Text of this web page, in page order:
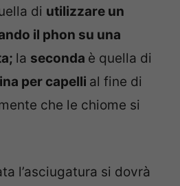
di utilizzare un
il phon su una
la seconda è quella di
per capelli al fine di
che le chiome si
l’asciugatura si dovrà